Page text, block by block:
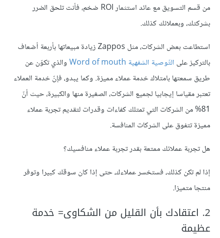
من قسم التسويق مع عائد استثمار ROI ضخم، فأنت تلحق الضرر
بشركتك، وبعملائك كذلك.
استطاعت بعض الشركات، مثل Zappos زيادة مبيعاتها بأربعة أضعاف
بالتركيز على التّوصية الشفهية Word of mouthوالذي تكوّن عن
طريق سمعتها بامتلاك خدمة عملاء مميزة. وكما يبدو، فإنّ خدمة العملاء
تعتبر مقياسا إيجابيا لجميع الشركات، الصغيرة منها والكبيرة، حيث أنّ
81% من الشركات التي تمتلك كفاءات وقدرات لتقديم تجربة عملاء
مميزة تتفوق على الشركات المنافسة.
هل تجربة عملائك ممتعة بقدر تجربة عملاء منافسيك؟
إذا لم تكن كذلك، فستخسر عملاءك، حتى إذا كان سوقك كبيرا وتوفر
منتجا متميزا.
2. اعتقادك بأن القليل من الشكاوى= خدمة
عظيمة